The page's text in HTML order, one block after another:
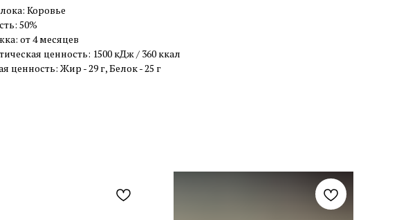
Коровье
50%
от 4 месяцев
ценность: 1500 кДж / 360 ккал
ценность: Жир - 29 г, Белок - 25 г